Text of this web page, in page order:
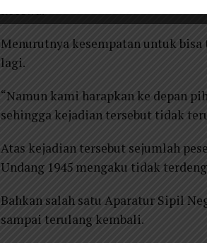
kecewa.
Menurutnya kesempatan untuk
lagi.
“Namun kami harapkan ke depan
sehingga kejadian tersebut tidak
Atas kejadian tersebut sejumlah
Undang 1945 mengaku tidak
Bahkan salah satu Aparatur Sipil
sampai terulang kembali.